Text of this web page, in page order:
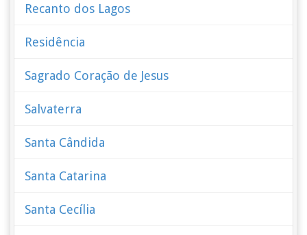
Recanto dos Lagos
Residência
Sagrado Coração de Jesus
Salvaterra
Santa Cândida
Santa Catarina
Santa Cecília